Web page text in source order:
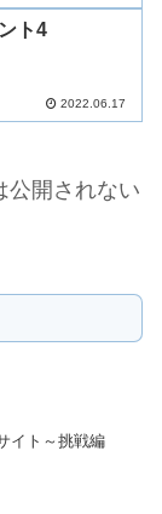
ト4
2022.06.17
公開されない
イト～挑戦編